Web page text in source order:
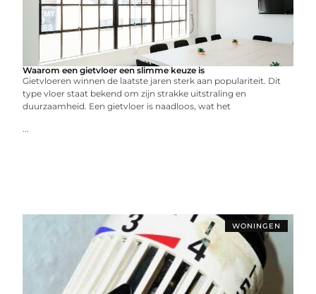
Waarom een gietvloer een slimme keuze is
Gietvloeren winnen de laatste jaren sterk aan populariteit. Dit
type vloer staat bekend om zijn strakke uitstraling en
duurzaamheid. Een gietvloer is naadloos, wat het
...
WONINGEN